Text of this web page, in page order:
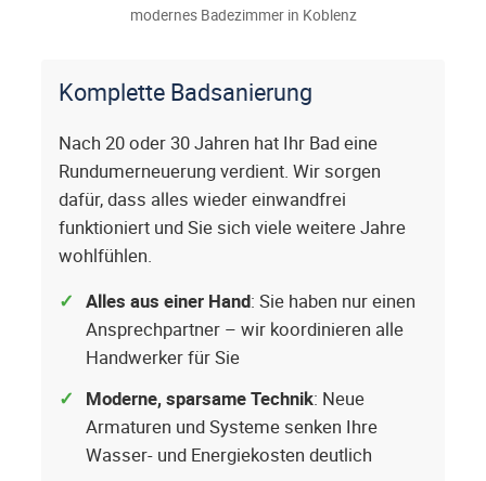
modernes Badezimmer in Koblenz
Komplette Badsanierung
Nach 20 oder 30 Jahren hat Ihr Bad eine
Rundumerneuerung verdient. Wir sorgen
dafür, dass alles wieder einwandfrei
funktioniert und Sie sich viele weitere Jahre
wohlfühlen.
Alles aus einer Hand: Sie haben nur einen
Ansprechpartner – wir koordinieren alle
Handwerker für Sie
Moderne, sparsame Technik: Neue
Armaturen und Systeme senken Ihre
Wasser- und Energiekosten deutlich